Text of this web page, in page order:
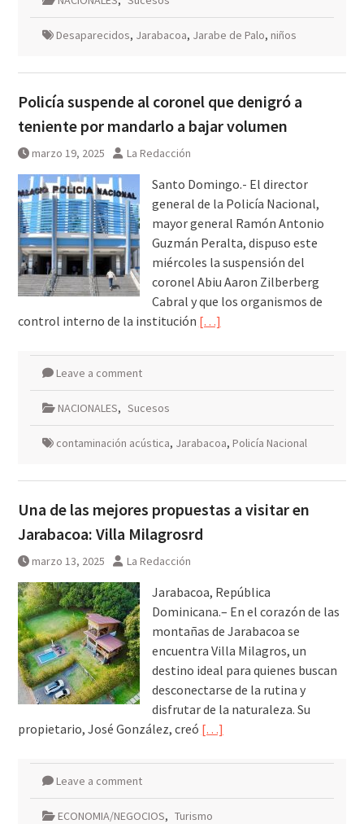
Desaparecidos, Jarabacoa, Jarabe de Palo, niños
Policía suspende al coronel que denigró a
teniente por mandarlo a bajar volumen
marzo 19, 2025 La Redacción
Santo Domingo.- El director
general de la Policía Nacional,
mayor general Ramón Antonio
Guzmán Peralta, dispuso este
miércoles la suspensión del
coronel Abiu Aaron Zilberberg
Cabral y que los organismos de
control interno de la institución […]
Leave a comment
NACIONALES, Sucesos
contaminación acústica, Jarabacoa, Policía Nacional
Una de las mejores propuestas a visitar en
Jarabacoa: Villa Milagrosrd
marzo 13, 2025 La Redacción
Jarabacoa, República
Dominicana.– En el corazón de las
montañas de Jarabacoa se
encuentra Villa Milagros, un
destino ideal para quienes buscan
desconectarse de la rutina y
disfrutar de la naturaleza. Su
propietario, José González, creó […]
Leave a comment
ECONOMIA/NEGOCIOS, Turismo